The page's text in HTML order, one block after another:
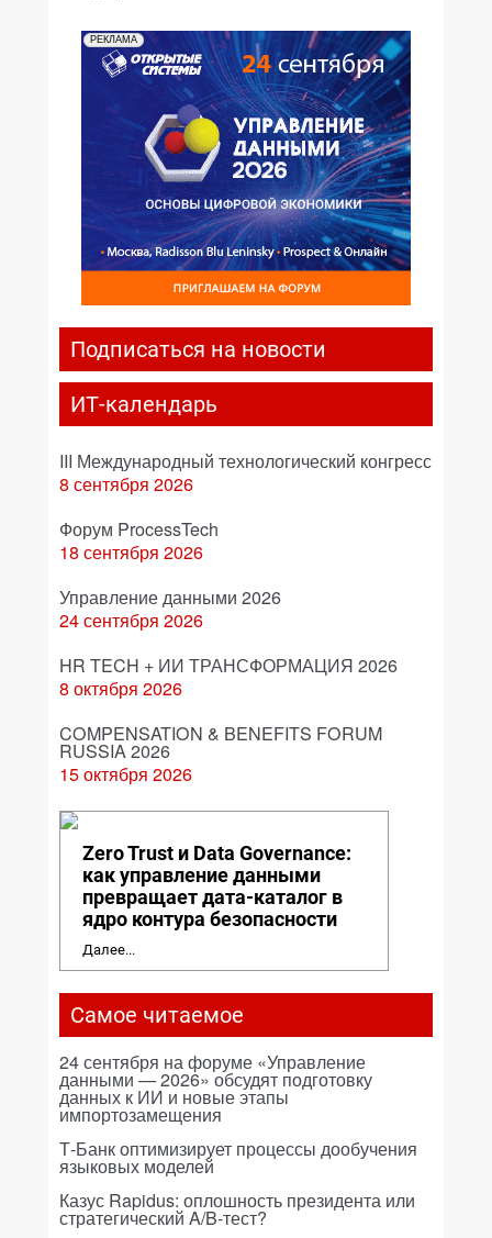
РЕКЛАМА
Подписаться на новости
ИТ-календарь
III Международный технологический конгресс
8 сентября 2026
Форум ProcessTech
18 сентября 2026
Управление данными 2026
24 сентября 2026
HR TECH + ИИ ТРАНСФОРМАЦИЯ 2026
8 октября 2026
COMPENSATION & BENEFITS FORUM
RUSSIA 2026
15 октября 2026
Zero Trust и Data Governance:
как управление данными
превращает дата-каталог в
ядро контура безопасности
Далее...
Самое читаемое
24 сентября на форуме «Управление
данными — 2026» обсудят подготовку
данных к ИИ и новые этапы
импортозамещения
Т-Банк оптимизирует процессы дообучения
языковых моделей
Казус Rapidus: оплошность президента или
стратегический A/B-тест?